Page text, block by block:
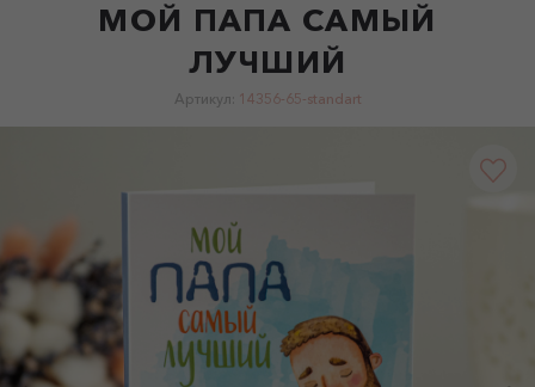
МОЙ ПАПА САМЫЙ
ЛУЧШИЙ
Артикул: 14356-65-standart